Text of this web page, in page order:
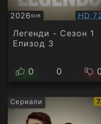
2026SUB
Субтитри HD
Легенди - Сезон 1
Епизод 3
0 0
Сериали